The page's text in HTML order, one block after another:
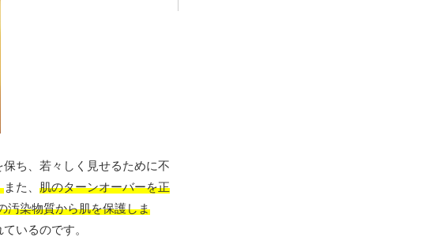
ち、若々しく見せるために不
また、 肌のターンオーバーを正
汚染物質から肌を保護しま
いるのです。